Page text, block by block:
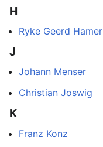
H
Ryke Geerd Hamer
J
Johann Menser
Christian Joswig
K
Franz Konz